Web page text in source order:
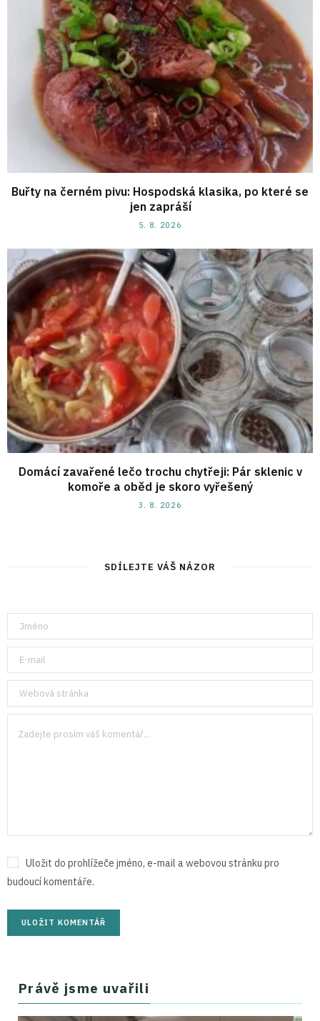
Buřty na černém pivu: Hospodská klasika, po které se
jen zapráší
5. 8. 2026
Domácí zavařené lečo trochu chytřeji: Pár sklenic v
komoře a oběd je skoro vyřešený
3. 8. 2026
SDÍLEJTE VÁŠ NÁZOR
Uložit do prohlížeče jméno, e-mail a webovou stránku pro
budoucí komentáře.
Právě jsme uvařili